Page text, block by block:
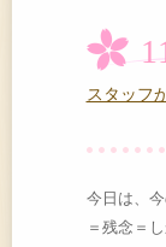
スタッフ
今日は、
＝残念＝